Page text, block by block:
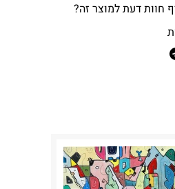
חוות דעת למוצר זה?